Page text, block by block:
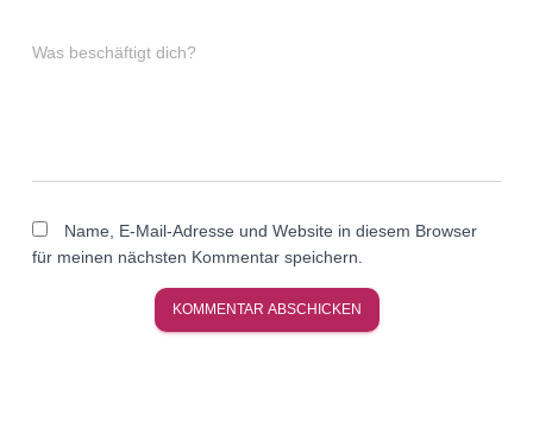
Was beschäftigt dich?
Name, E-Mail-Adresse und Website in diesem Browser
für meinen nächsten Kommentar speichern.